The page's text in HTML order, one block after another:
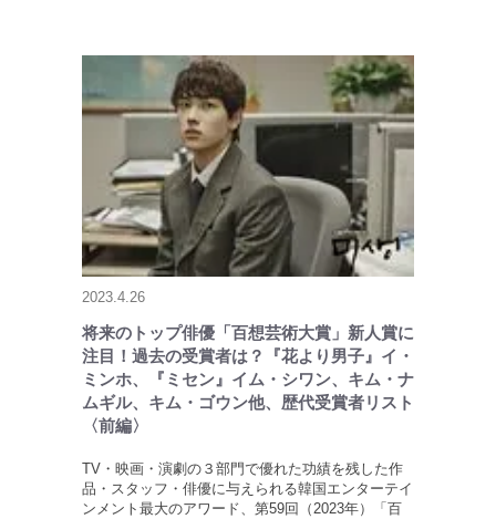
2023.4.26
将来のトップ俳優「百想芸術大賞」新人賞に
注目！過去の受賞者は？『花より男子』イ・
ミンホ、『ミセン』イム・シワン、キム・ナ
ムギル、キム・ゴウン他、歴代受賞者リスト
〈前編〉
TV・映画・演劇の３部門で優れた功績を残した作
品・スタッフ・俳優に与えられる韓国エンターテイ
ンメント最大のアワード、第59回（2023年）「百